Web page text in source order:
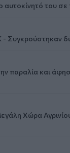
αυτοκίνητό του
Συγκρούστηκαν
παραλία και
Χώρα